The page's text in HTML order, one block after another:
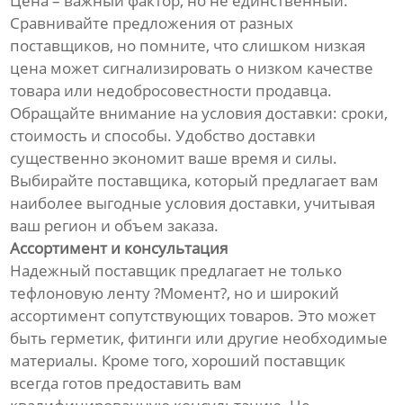
Сравнивайте предложения от разных
поставщиков, но помните, что слишком низкая
цена может сигнализировать о низком качестве
товара или недобросовестности продавца.
Обращайте внимание на условия доставки: сроки,
стоимость и способы. Удобство доставки
существенно экономит ваше время и силы.
Выбирайте поставщика, который предлагает вам
наиболее выгодные условия доставки, учитывая
ваш регион и объем заказа.
Ассортимент и консультация
Надежный поставщик предлагает не только
тефлоновую ленту ?Момент?, но и широкий
ассортимент сопутствующих товаров. Это может
быть герметик, фитинги или другие необходимые
материалы. Кроме того, хороший поставщик
всегда готов предоставить вам